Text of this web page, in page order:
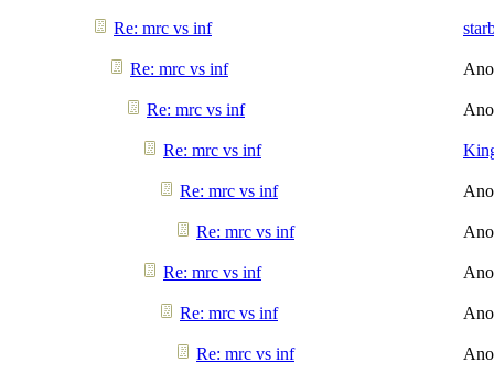
Re: mrc vs inf
Re: mrc vs inf
Re: mrc vs inf
Re: mrc vs inf
Re: mrc vs inf
Re: mrc vs inf
Re: mrc vs inf
Re: mrc vs inf
Re: mrc vs inf